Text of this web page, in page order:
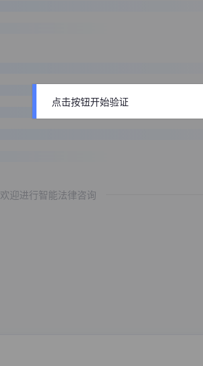
欢迎进行智能法律咨询
点击按钮开始验证